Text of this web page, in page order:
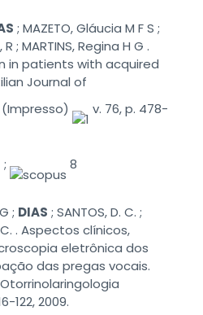
; MAZETO, Gláucia M F S ;
; MARTINS, Regina H G .
in patients with acquired
Journal of
v. 76, p. 478-
; 8
; DIAS ; SANTOS, D. C. ;
C. . Aspectos clínicos,
eletrônica dos
das pregas vocais.
122, 2009.